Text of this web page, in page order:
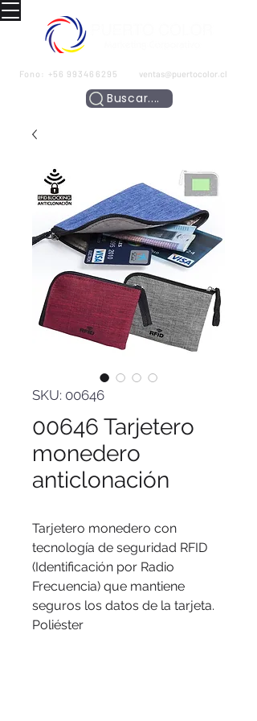
Fono: +56 993466295 ventas@puertocolor.cl
Buscar....
SKU: 00646
00646 Tarjetero
monedero
anticlonación
Tarjetero monedero con
tecnología de seguridad RFID
(Identificación por Radio
Frecuencia) que mantiene
seguros los datos de la tarjeta.
Poliéster